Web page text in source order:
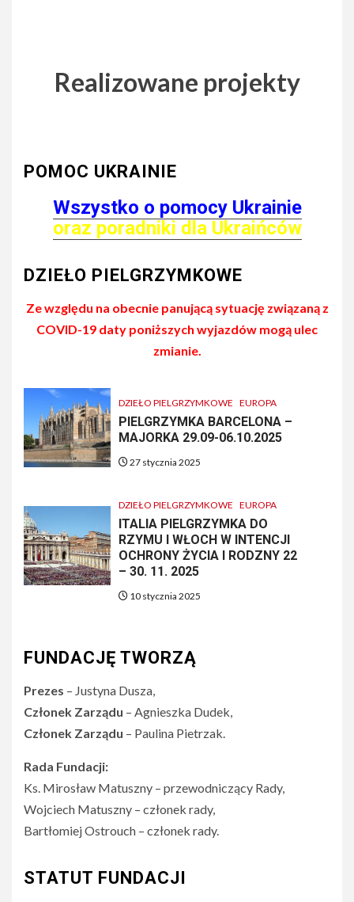
Realizowane projekty
POMOC UKRAINIE
Wszystko o pomocy Ukrainie
oraz poradniki dla Ukraińców
DZIEŁO PIELGRZYMKOWE
Ze względu na obecnie panującą sytuację związaną z
COVID-19 daty poniższych wyjazdów mogą ulec
zmianie.
DZIEŁO PIELGRZYMKOWE EUROPA
PIELGRZYMKA BARCELONA –
MAJORKA 29.09-06.10.2025
27 stycznia 2025
DZIEŁO PIELGRZYMKOWE EUROPA
ITALIA PIELGRZYMKA DO
RZYMU I WŁOCH W INTENCJI
OCHRONY ŻYCIA I RODZNY 22
– 30. 11. 2025
10 stycznia 2025
FUNDACJĘ TWORZĄ
Prezes – Justyna Dusza,
Członek Zarządu – Agnieszka Dudek,
Członek Zarządu – Paulina Pietrzak.
Rada Fundacji:
Ks. Mirosław Matuszny – przewodniczący Rady,
Wojciech Matuszny – członek rady,
Bartłomiej Ostrouch – członek rady.
STATUT FUNDACJI